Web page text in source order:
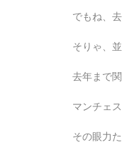
でもね、
そりゃ、
去年まで
マンチェ
その眼力